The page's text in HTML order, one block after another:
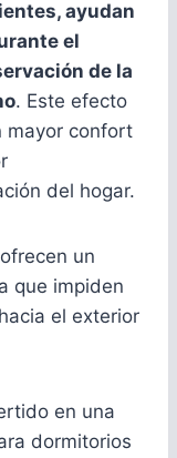
ayudan
el
de la
. Este efecto
mayor confort
del hogar.
un
que impiden
el exterior
en una
dormitorios